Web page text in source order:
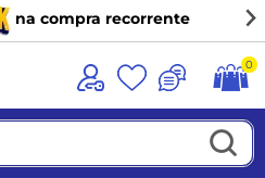
na compra recorrente
0